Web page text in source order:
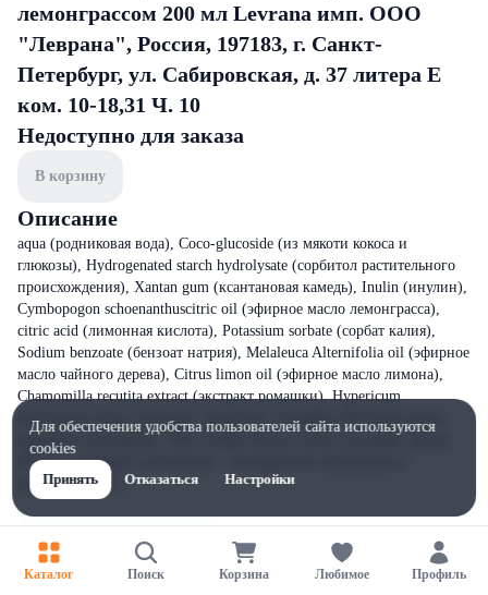
лемонграссом 200 мл Levrana имп. ООО
"Леврана", Россия, 197183, г. Санкт-
Петербург, ул. Сабировская, д. 37 литера Е
ком. 10-18,31 Ч. 10
Недоступно для заказа
В корзину
Описание
aqua (родниковая вода), Сoco-glucoside (из мякоти кокоса и
глюкозы), Hydrogenated starch hydrolysate (сорбитол растительного
происхождения), Xantan gum (ксантановая камедь), Inulin (инулин),
Cymbopogon schoenanthuscitric oil (эфирное масло лемонграсса),
citric acid (лимонная кислота), Potassium sorbate (сорбат калия),
Sodium benzoate (бензоат натрия), Melaleuca Alternifolia oil (эфирное
масло чайного дерева), Сitrus limon oil (эфирное масло лимона),
Chamomilla recutita extract (экстракт ромашки), Hypericum
perforatum extract (экстракт зверобоя), Calendula officinalis extract
(экстракт календулы), Tilia Cordata flower extract (экстракт липы).
99.7% - от общего количества - ингредиенты натурального
происхождения.
Каталог Поиск Корзина Любимое Профиль
Для обеспечения удобства пользователей сайта используются
cookies
Принять
Отказаться Настройки